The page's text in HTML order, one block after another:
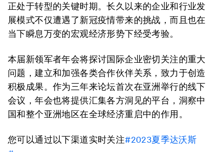
正处于转型的关键时期。长久以来的企业和行业发
展模式不仅遭遇了新冠疫情带来的挑战，而且也在
当下瞬息万变的宏观经济形势下经受考验。
本届新领军者年会将探讨国际企业密切关注的重大
问题，建立和加强各类合作伙伴关系，致力于创造
积极成果。作为三年来论坛首次在亚洲举行的线下
会议，年会也将提供汇集各方洞见的平台，洞察中
国和整个亚洲地区在全球经济重启中的作用。
您可以通过以下渠道实时关注#2023夏季达沃斯